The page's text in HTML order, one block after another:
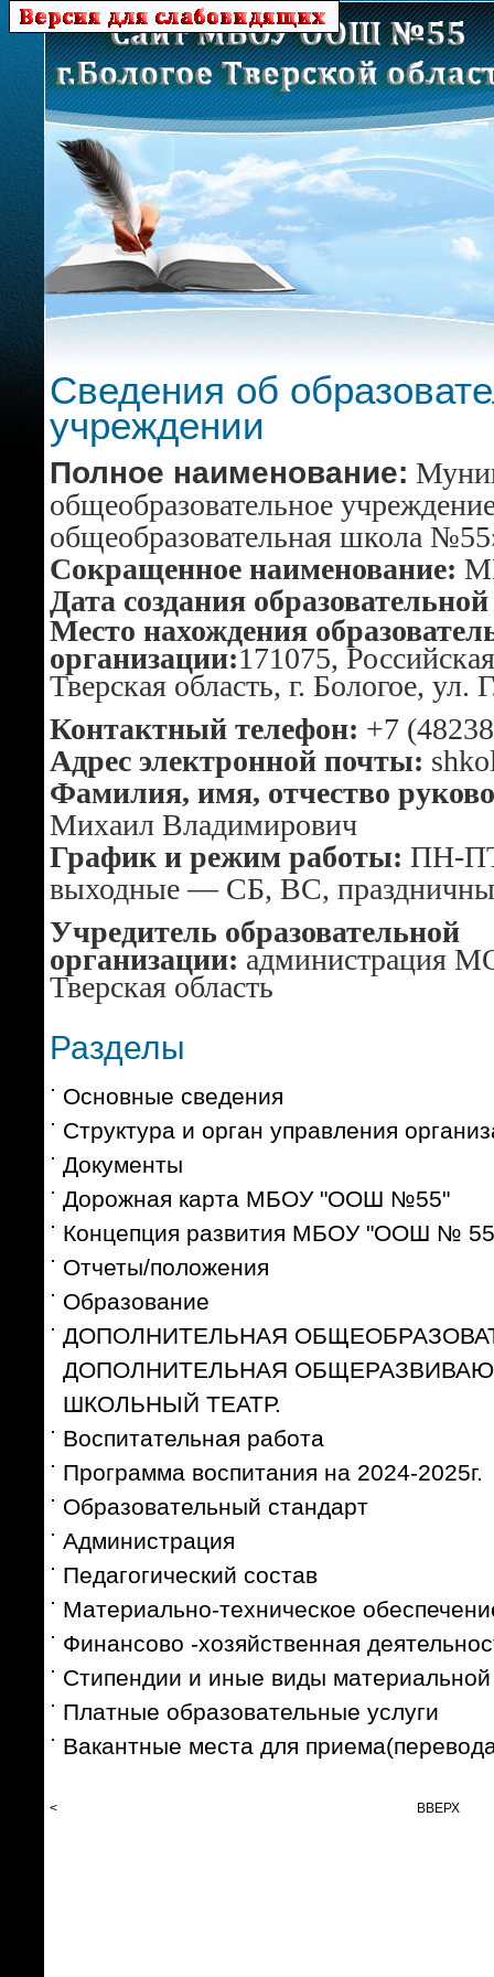
Сведения об
учреждении
Полное наименование:
общеобразовательное
общеобразовательная школа
Сокращенное наименование:
Дата создания
Место нахождения
организации:171075,
Тверская область, г. Бологое, ул.
Контактный телефон: +7
Адрес электронной почты:
Фамилия, имя, отчество
Михаил Владимирович
График и режим работы: ПН-
выходные — СБ, ВС,
Учредитель образовательной
организации: администрация
Тверская область
Разделы
Основные сведения
Структура и орган управления
Документы
Дорожная карта МБОУ "ООШ №55"
Концепция развития МБОУ "ООШ №
Отчеты/положения
Образование
ДОПОЛНИТЕЛЬНАЯ
ДОПОЛНИТЕЛЬНАЯ
ШКОЛЬНЫЙ ТЕАТР.
Воспитательная работа
Программа воспитания на 2024-2025г.
Образовательный стандарт
Администрация
Педагогический состав
Материально-техническое
Финансово -хозяйственная
Стипендии и иные виды
Платные образовательные услуги
Вакантные места для
< ВВЕРХ